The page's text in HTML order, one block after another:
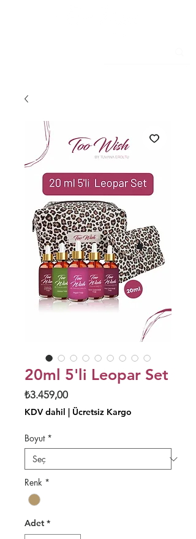
20ml 5'li Leopar Set
₺3.459,00Fiyat
KDV dahil | Ücretsiz Kargo
Boyut *
Renk *
Adet *